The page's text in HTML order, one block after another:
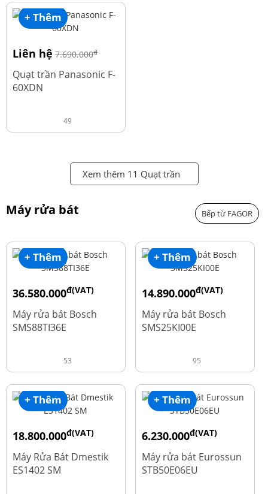
+ Thêm
Liên hệ 7.690.000đ
Quạt trần Panasonic F-
60XDN
49
Xem thêm 11 Quạt trần
Máy rửa bát Bếp từ FAGOR
+ Thêm
36.580.000đ(VAT)
50.740.000
Máy rửa bát Bosch
SMS88TI36E
53
+ Thêm
14.890.000đ(VAT)
24.270.000
Máy rửa bát Bosch
SMS25KI00E
95
+ Thêm
18.800.000đ(VAT)
23.500.000
Máy Rửa Bát Dmestik
ES1402 SM
+ Thêm
6.230.000đ(VAT)
7.790.000
Máy rửa bát Eurossun
STB50E06EU